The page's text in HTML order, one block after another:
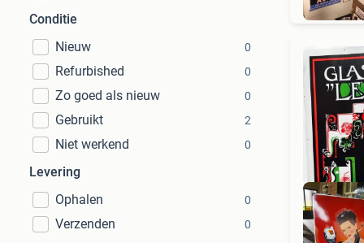
Conditie
Nieuw
0
Refurbished 0
Zo goed als nieuw 0
Gebruikt 2
Niet werkend 0
Levering
Ophalen
0
Verzenden 0